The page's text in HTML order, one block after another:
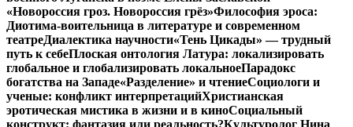
«Новороссия гроз. Новороссия грёз»Философия эроса:
Диотима-воительница в литературе и современном
театреДиалектика научности«Тень Цикады» — трудный
путь к себеПлоская онтология Латура: локализировать
глобальное и глобализировать локальноеПарадокс
богатства на Западе«Разделение» и чтениеСоциологи и
ученые: конфликт интерпретацийХристианская
эротическая мистика в жизни и в киноСоциальный